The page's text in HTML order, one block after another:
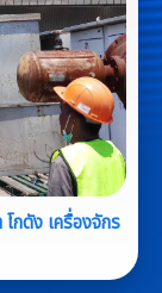
กดัง เครื่องจักร